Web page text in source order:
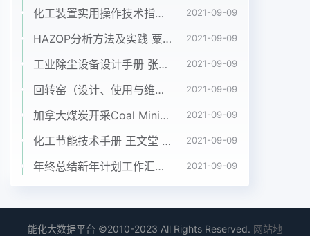
化工装置实用操作技术指南 韩文光2001年化学工业出版社 2021-09-09
HAZOP分析方法及实践 粟镇宇 化学工业出版社2018年 2021-09-09
工业除尘设备设计手册 张殿印 申丽 化工出版社 2012年 2021-09-09
回转窑（设计、使用与维修）沈阳铝镁设计院、长沙有色冶金设计院共同编写 2021-09-09
加拿大煤炭开采Coal Mining in Canada 2021-09-09
化工节能技术手册 王文堂 2006年化学工业出版社 2021-09-09
年终总结新年计划工作汇报PPT模板 2021-09-09
能化大数据平台 ©2010-2023 All Rights Reserved. 网站地